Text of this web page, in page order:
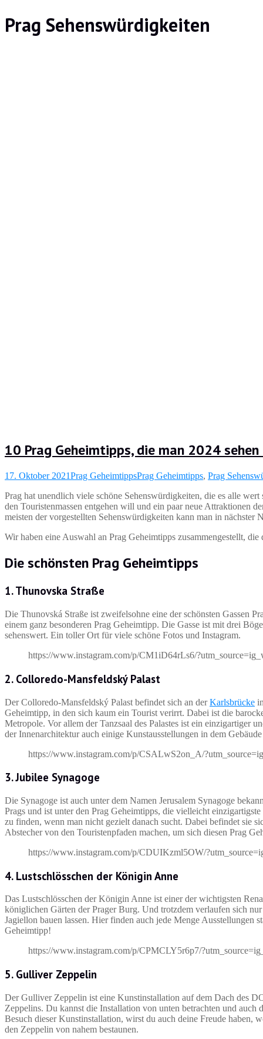
Prag Sehenswürdigkeiten
10 Prag Geheimtipps, die man 2024 sehen
17. Oktober 2021Prag GeheimtippsPrag Geheimtipps, Prag
Prag hat unendlich viele schöne Sehenswürdigkeiten, die es alle
den Touristenmassen entgehen will und ein paar neue Attraktionen
meisten der vorgestellten Sehenswürdigkeiten kann man in
Wir haben eine Auswahl an Prag Geheimtipps zusammengestellt,
Die schönsten Prag Geheimtipps
1.Thunovska Straße
Die Thunovská Straße ist zweifelsohne eine der schönsten Gassen
einem ganz besonderen Prag Geheimtipp. Die Gasse ist mit drei
sehenswert. Ein toller Ort für viele schöne Fotos und Instagram.
https://www.instagram.com/p/CM1iD64rLs6/
2. Colloredo-Mansfeldský Palast
Der Colloredo-Mansfeldský Palast befindet sich an derKarlsbrücke
Geheimtipp, in den sich kaum ein Tourist verirrt. Dabei ist die
Metropole. Vor allem der Tanzsaal des Palastes ist ein einzigartiger
der Innenarchitektur auch einige Kunstausstellungen in dem
https://www.instagram.com/p/CSALwS2on_A/
3. Jubilee Synagoge
Die Synagoge ist auch unter dem Namen Jerusalem Synagoge
Prags und ist unter den Prag Geheimtipps, die vielleicht
zu finden, wenn man nicht gezielt danach sucht. Dabei befindet sie
Abstecher von den Touristenpfaden machen, um sich diesen Prag
https://www.instagram.com/p/CDUIKzml5OW/
4. Lustschlösschen der Königin Anne
Das Lustschlösschen der Königin Anne ist einer der wichtigsten
königlichen Gärten der Prager Burg. Und trotzdem verlaufen sich
Jagiellon bauen lassen. Hier finden auch jede Menge Ausstellungen
Geheimtipp!
https://www.instagram.com/p/CPMCLY5r6p7/
5. Gulliver Zeppelin
Der Gulliver Zeppelin ist eine Kunstinstallation auf dem Dach des
Zeppelins. Du kannst die Installation von unten betrachten und auch
Besuch dieser Kunstinstallation, wirst du auch deine Freude haben,
den Zeppelin von nahem bestaunen.